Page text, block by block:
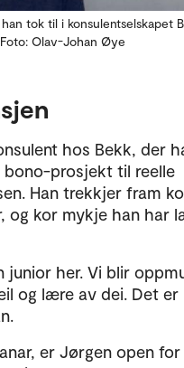
tok til i konsulentselskapet
Olav-Johan Øye
hos Bekk, der
prosjekt til reelle
Han trekkjer fram
og kor mykje han har
junior her. Vi blir
og lære av dei. Det er
er Jørgen open